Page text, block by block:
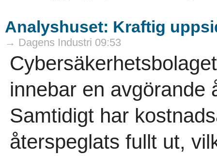
Analyshuset: Kraftig
→ Dagens Industri 09:53
innebar en avgörande
Samtidigt har
återspeglats fullt ut,